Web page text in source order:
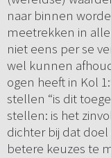
naar binnen
meetrekken in
niet eens per se
wel kunnen
ogen heeft in Kol
stellen “is dit
stellen: is het
dichter bij dat
betere keuzes te